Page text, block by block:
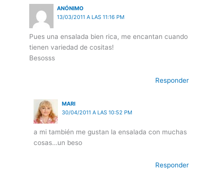
ANÓNIMO
13/03/2011 A LAS 11:16 PM
Pues una ensalada bien rica, me encantan cuando
tienen variedad de cositas!
Besosss
Responder
MARI
30/04/2011 A LAS 10:52 PM
a mi también me gustan la ensalada con muchas
cosas…un beso
Responder